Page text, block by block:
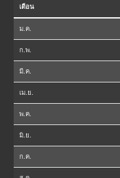
เดือน
ม.ค.
ก.พ.
มี.ค.
เม.ย.
พ.ค.
มิ.ย.
ก.ค.